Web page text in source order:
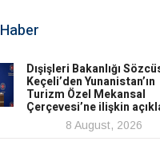
Dışişleri Bakanlığı
Keçeli’den Yunanistan’ın
Turizm Özel Mekansal
Çerçevesi’ne ilişkin
8 August, 2026